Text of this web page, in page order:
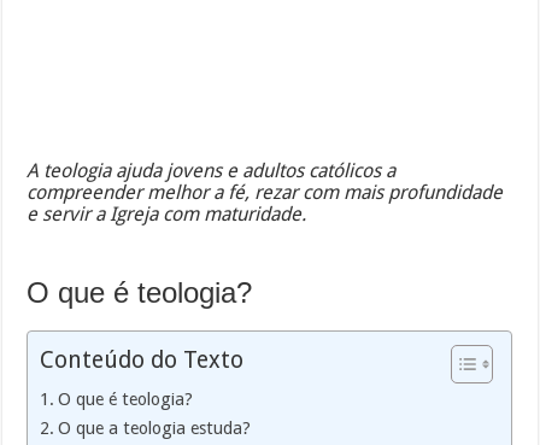
A teologia ajuda jovens e adultos católicos a
compreender melhor a fé, rezar com mais profundidade
e servir a Igreja com maturidade.
O que é teologia?
Conteúdo do Texto
O que é teologia?
O que a teologia estuda?